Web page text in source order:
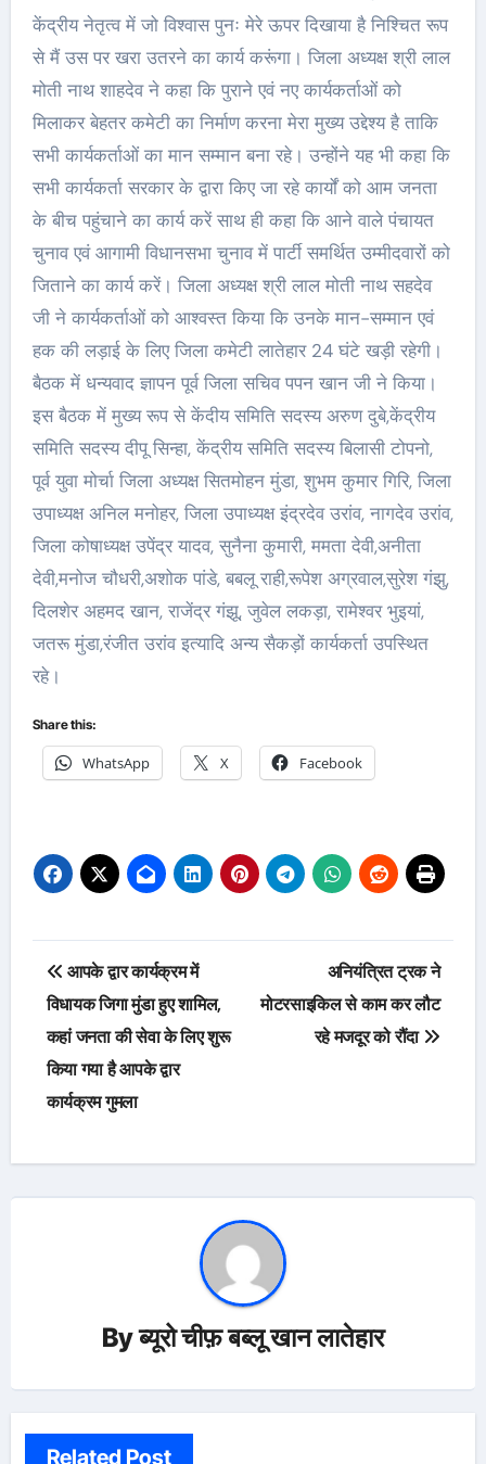
केंद्रीय नेतृत्व में जो विश्वास पुनः मेरे ऊपर दिखाया है निश्चित रूप
से मैं उस पर खरा उतरने का कार्य करूंगा। जिला अध्यक्ष श्री लाल
मोती नाथ शाहदेव ने कहा कि पुराने एवं नए कार्यकर्ताओं को
मिलाकर बेहतर कमेटी का निर्माण करना मेरा मुख्य उद्देश्य है ताकि
सभी कार्यकर्ताओं का मान सम्मान बना रहे। उन्होंने यह भी कहा कि
सभी कार्यकर्ता सरकार के द्वारा किए जा रहे कार्यों को आम जनता
के बीच पहुंचाने का कार्य करें साथ ही कहा कि आने वाले पंचायत
चुनाव एवं आगामी विधानसभा चुनाव में पार्टी समर्थित उम्मीदवारों को
जिताने का कार्य करें। जिला अध्यक्ष श्री लाल मोती नाथ सहदेव
जी ने कार्यकर्ताओं को आश्वस्त किया कि उनके मान-सम्मान एवं
हक की लड़ाई के लिए जिला कमेटी लातेहार 24 घंटे खड़ी रहेगी।
बैठक में धन्यवाद ज्ञापन पूर्व जिला सचिव पपन खान जी ने किया।
इस बैठक में मुख्य रूप से केंदीय समिति सदस्य अरुण दुबे,केंद्रीय
समिति सदस्य दीपू सिन्हा, केंद्रीय समिति सदस्य बिलासी टोपनो,
पूर्व युवा मोर्चा जिला अध्यक्ष सितमोहन मुंडा, शुभम कुमार गिरि, जिला
उपाध्यक्ष अनिल मनोहर, जिला उपाध्यक्ष इंद्रदेव उरांव, नागदेव उरांव,
जिला कोषाध्यक्ष उपेंद्र यादव, सुनैना कुमारी, ममता देवी,अनीता
देवी,मनोज चौधरी,अशोक पांडे, बबलू राही,रूपेश अग्रवाल,सुरेश गंझु,
दिलशेर अहमद खान, राजेंद्र गंझू, जुवेल लकड़ा, रामेश्वर भुइयां,
जतरू मुंडा,रंजीत उरांव इत्यादि अन्य सैकड़ों कार्यकर्ता उपस्थित
रहे।
Share this:
WhatsApp X Facebook
Post
navigation
आपके द्वार कार्यक्रम में
विधायक जिगा मुंडा हुए शामिल,
कहां जनता की सेवा के लिए शुरू
किया गया है आपके द्वार
कार्यक्रम गुमला
अनियंत्रित ट्रक ने
मोटरसाइकिल से काम कर लौट
रहे मजदूर को रौंदा
Byब्यूरो चीफ़ बब्लू खान लातेहार
Related Post